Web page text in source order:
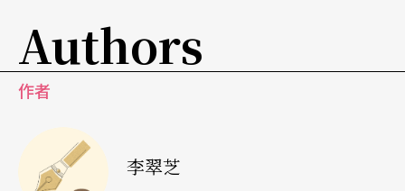
以其十足的诚心和诚意，赢得了成千上万观众的心
和口碑！
团不在少数，图解政策、为奖而作更是不计其数；
而以使用者思维、使用者体验为目标，为观众打造
Authors
作者
李翠芝